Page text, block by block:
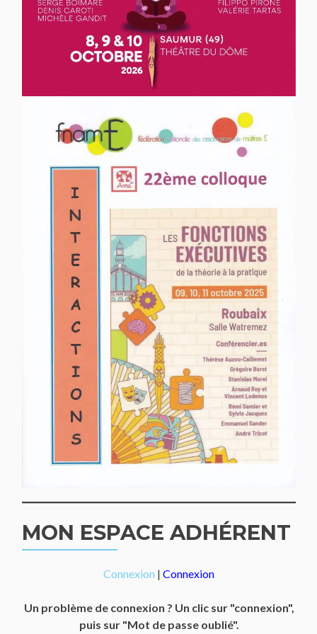
MON ESPACE ADHÉRENT
Connexion | Connexion
Un problème de connexion ? Un clic sur "connexion",
puis sur "Mot de passe oublié".